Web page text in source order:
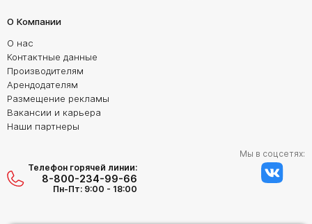
О Компании
О нас
Контактные данные
Производителям
Арендодателям
Размещение рекламы
Вакансии и карьера
Наши партнеры
Телефон горячей линии:
8-800-234-99-66
Пн-Пт: 9:00 - 18:00
Мы в соцсетях: